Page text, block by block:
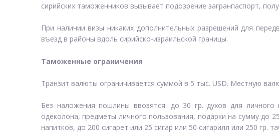
сирийских таможенников вызывает подозрение загранпаспорт,
При наличии визы никаких дополнительных разрешений для
въезд в районы вдоль сирийско-израильской границы.
Таможенные ограничения
Транзит валюты ограничивается суммой в 5 тыс. USD. Местную
Без наложения пошлины ввозятся: до 30 гр. духов для
одеколона, предметы личного пользования, подарки на сумму до
напитков, до 200 сигарет или 25 сигар или 50 сигарилл или 250 гр.